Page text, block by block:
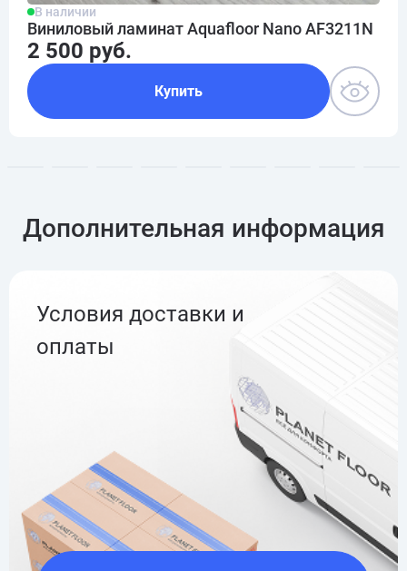
В наличии
Виниловый ламинат Aquafloor Nano AF3211N
2 500 руб.
Купить
Дополнительная информация
Условия доставки и
оплаты